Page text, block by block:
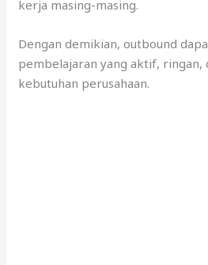
kerja masing-masing.
Dengan demikian, outbound
pembelajaran yang aktif, ringan,
kebutuhan perusahaan.